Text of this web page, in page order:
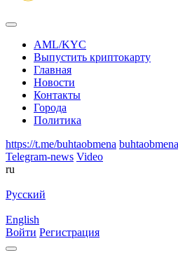
AML/KYC
Выпустить криптокарту
Главная
Новости
Контакты
Города
Политика
https://t.me/buhtaobmena
Telegram-news Video
ru
Русский
English
Войти Регистрация